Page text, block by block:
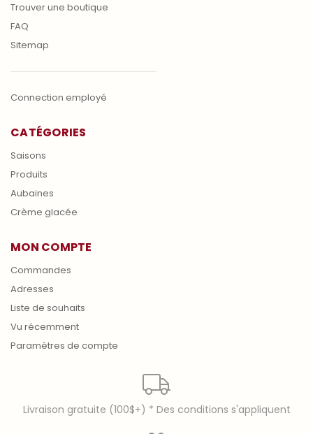
Trouver une boutique
FAQ
Sitemap
Connection employé
CATÉGORIES
Saisons
Produits
Aubaines
Crème glacée
MON COMPTE
Commandes
Adresses
Liste de souhaits
Vu récemment
Paramètres de compte
Livraison gratuite (100$+) * Des conditions s'appliquent